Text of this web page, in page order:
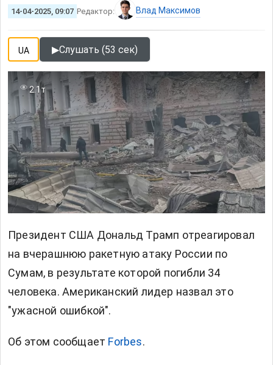
14-04-2025, 09:07 Редактор: Влад Максимов
UA ▶Слушать (53 сек)
2.1т
Президент США Дональд Трамп отреагировал
на вчерашнюю ракетную атаку России по
Сумам, в результате которой погибли 34
человека. Американский лидер назвал это
"ужасной ошибкой".
Об этом сообщает Forbes.